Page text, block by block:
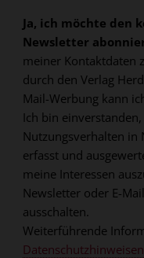
Ja, ich möchte den
Newsletter
meiner Kontaktdaten
durch den Verlag
Mail-Werbung kann
Ich bin
Nutzungsverhalten in
erfasst und
meine Interessen
Newsletter oder E-
ausschalten.
Weiterführende
Datenschutzhinweisen